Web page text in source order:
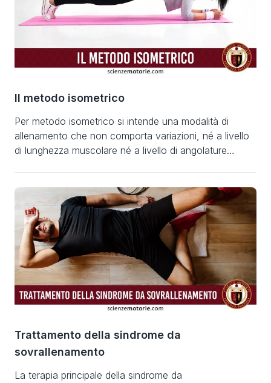
Il metodo isometrico
Per metodo isometrico si intende una modalità di
allenamento che non comporta variazioni, né a livello
di lunghezza muscolare né a livello di angolature
contrapposizione all’esercizio isotonico, che risulta
invece maggiormente sfruttato dagli atleti sportivi
agonistici e non agonistici e dagli amanti […]
Trattamento della sindrome da
sovrallenamento
La terapia principale della sindrome da